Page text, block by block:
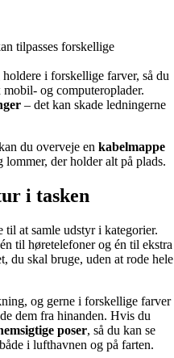
tilpasses forskellige
i forskellige farver, så du
og computeroplader.
– det kan skade ledningerne
du overveje en kabelmappe
der holder alt på plads.
i tasken
til at samle udstyr i kategorier.
til høretelefoner og én til ekstra
du skal bruge, uden at rode hele
og gerne i forskellige farver
dem fra hinanden. Hvis du
poser, så du kan se
i lufthavnen og på farten.